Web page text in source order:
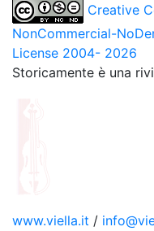
Creative
NonCommercial-
License 2004- 2026
Storicamente è una
www.viella.it /